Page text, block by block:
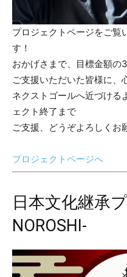
プロジェクトページをご覧
す！
おかげさまで、目標金額の
ご支援いただいた皆様に、
ネクストゴールへ近づけ
ェクト終了まで
ご支援、どうぞよろしくお
プロジェクトページへ
日本文化継承
NOROSHI-